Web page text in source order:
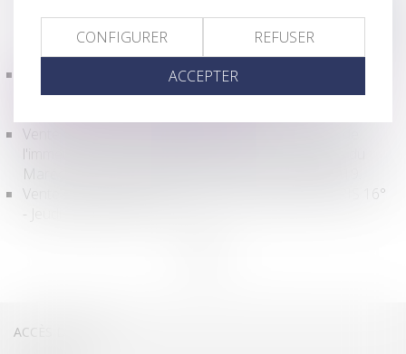
Vente sur saisie immobilière le 12 Décembre 2019 de
deux chambres dans l'immeuble 1 Avenue du
Vente sur saisie immobilière d'un box au sous-sol de
l'immeuble 2-6-10 Boulevard Suchet et 1-9 Avenue du
Maréchal Maunoury à PARIS 16ème - 28 mars 2019.
Vente sur réitération des enchères Bd Suchet PARIS 16°
- Jeudi 4 Avril 2019 - 14h.
ACCÈS DIRECTS
CONFIGURER
REFUSER
ACCEPTER